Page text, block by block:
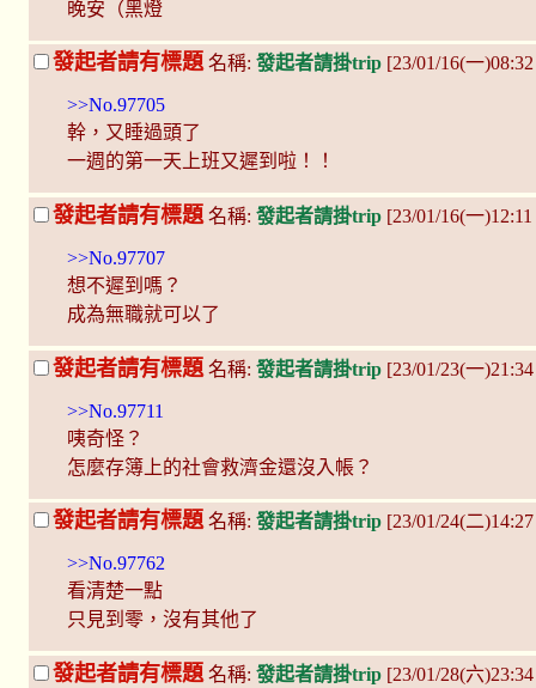
晚安（黑燈
發起者請有標題 名稱: 發起者請掛trip [23/01/16(一
>>No.97705
幹，又睡過頭了
一週的第一天上班又遲到啦！！
發起者請有標題 名稱: 發起者請掛trip [23/01/16(一
>>No.97707
想不遲到嗎？
成為無職就可以了
發起者請有標題 名稱: 發起者請掛trip [23/01/23(一
>>No.97711
咦奇怪？
怎麼存簿上的社會救濟金還沒入帳？
發起者請有標題 名稱: 發起者請掛trip [23/01/24(二
>>No.97762
看清楚一點
只見到零，沒有其他了
發起者請有標題 名稱: 發起者請掛trip [23/01/28(六